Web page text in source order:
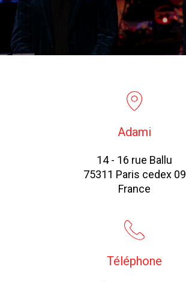
Adami
14 - 16 rue Ballu
75311 Paris cedex 09
France
Téléphone